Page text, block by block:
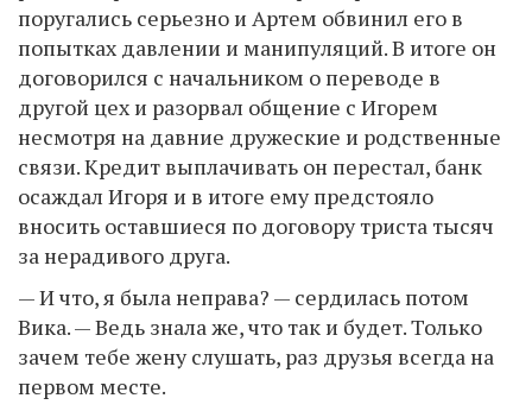
поругались серьезно и Артем обвинил его в
попытках давлении и манипуляций. В итоге он
договорился с начальником о переводе в
другой цех и разорвал общение с Игорем
несмотря на давние дружеские и родственные
связи. Кредит выплачивать он перестал, банк
осаждал Игоря и в итоге ему предстояло
вносить оставшиеся по договору триста тысяч
за нерадивого друга.
— И что, я была неправа? — сердилась потом
Вика. — Ведь знала же, что так и будет. Только
зачем тебе жену слушать, раз друзья всегда на
первом месте.